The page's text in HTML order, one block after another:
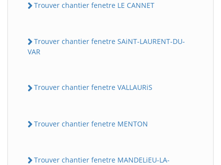
Trouver chantier fenetre LE CANNET
Trouver chantier fenetre SAiNT-LAURENT-DU-
VAR
Trouver chantier fenetre VALLAURiS
Trouver chantier fenetre MENTON
Trouver chantier fenetre MANDELiEU-LA-